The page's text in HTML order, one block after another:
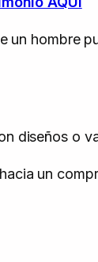
hombre
diseños o
un